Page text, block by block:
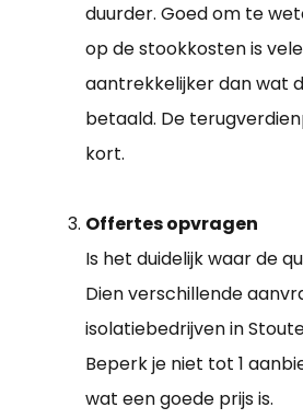
duurder. Goed om te
op de stookkosten is
aantrekkelijker dan wat
betaald. De
kort.
Offertes opvragen
Is het duidelijk waar de
Dien verschillende
isolatiebedrijven in
Beperk je niet tot 1
wat een goede prijs is.